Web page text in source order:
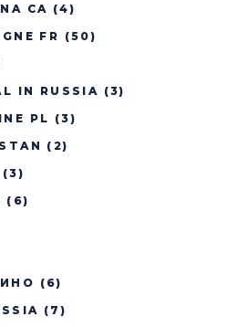
CA (4)
FR (50)
IN RUSSIA (3)
PL
(3)
(2)
(3)
(6)
(6)
(7)